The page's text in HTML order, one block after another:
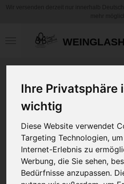
Ihre Privatsphäre
wichtig
Diese Website verwendet
Targeting Technologien,
Internet-Erlebnis zu
Werbung, die Sie sehen,
Bedürfnisse anzupassen.